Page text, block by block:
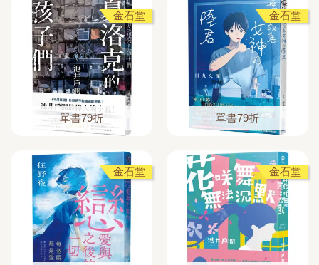
金石堂
單書79折
金石堂
單書79折
金石堂 金石堂